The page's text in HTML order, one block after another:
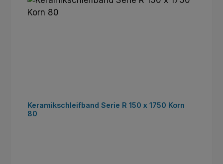
Keramikschleifband Serie R 150 x 1750 Korn
80